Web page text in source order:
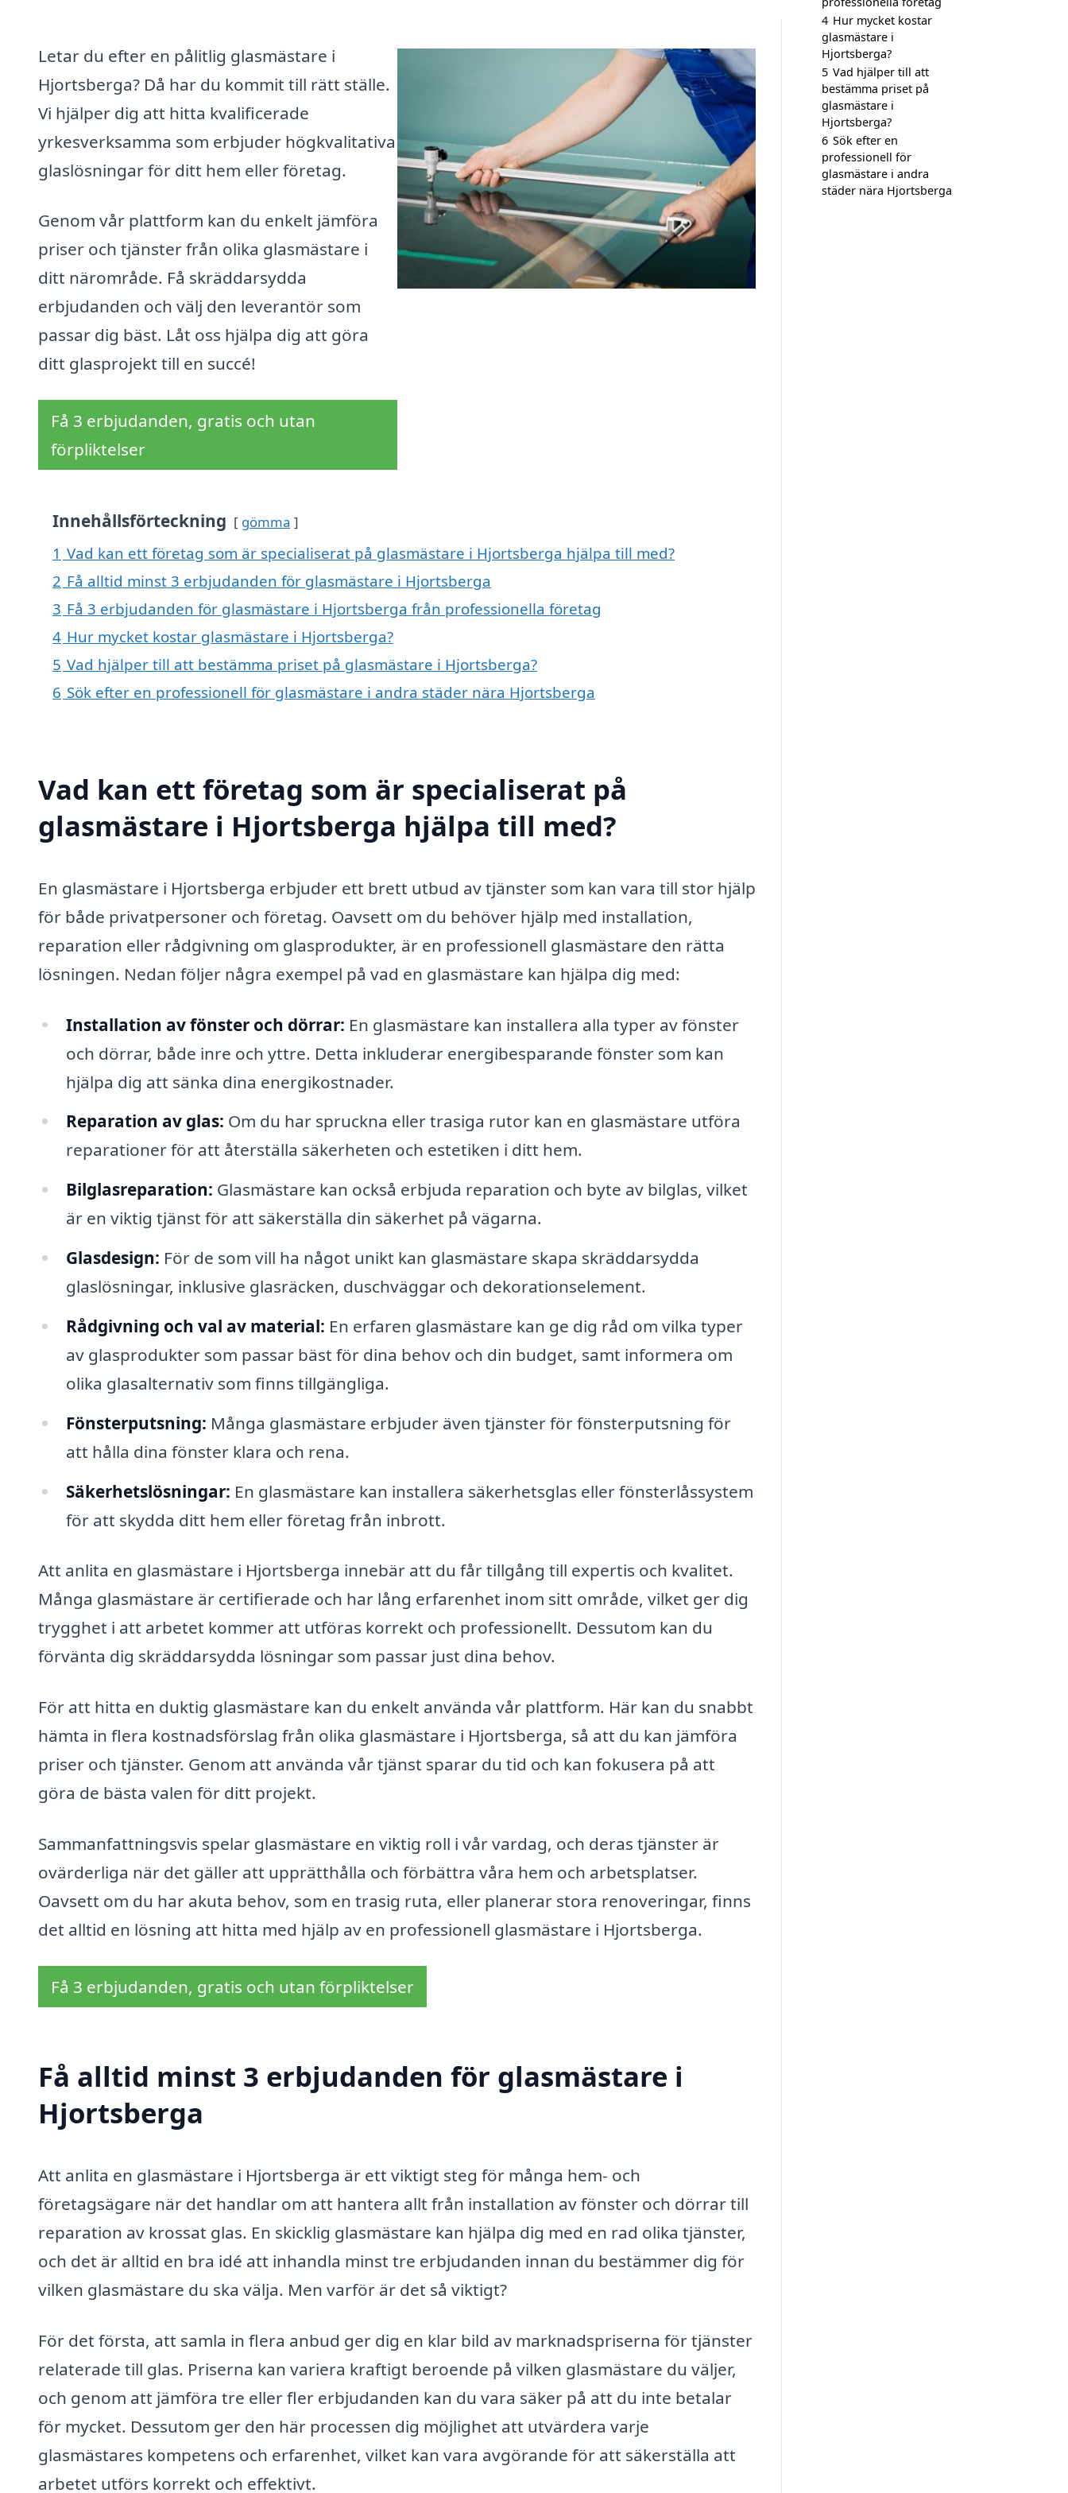
Letar du efter en pålitlig glasmästare i
Hjortsberga? Då har du kommit till rätt ställe.
Vi hjälper dig att hitta kvalificerade
yrkesverksamma som erbjuder högkvalitativa
glaslösningar för ditt hem eller företag.
Genom vår plattform kan du enkelt jämföra
priser och tjänster från olika glasmästare i
ditt närområde. Få skräddarsydda
erbjudanden och välj den leverantör som
passar dig bäst. Låt oss hjälpa dig att göra
ditt glasprojekt till en succé!
Få 3 erbjudanden, gratis och utan
förpliktelser
Innehållsförteckning gömma
1 Vad kan ett företag som är specialiserat på glasmästare i Hjortsberga hjälpa till med?
2 Få alltid minst 3 erbjudanden för glasmästare i Hjortsberga
3 Få 3 erbjudanden för glasmästare i Hjortsberga från professionella företag
4 Hur mycket kostar glasmästare i Hjortsberga?
5 Vad hjälper till att bestämma priset på glasmästare i Hjortsberga?
6 Sök efter en professionell för glasmästare i andra städer nära Hjortsberga
Vad kan ett företag som är specialiserat på
glasmästare i Hjortsberga hjälpa till med?
En glasmästare i Hjortsberga erbjuder ett brett utbud av tjänster som kan vara till stor hjälp
för både privatpersoner och företag. Oavsett om du behöver hjälp med installation,
reparation eller rådgivning om glasprodukter, är en professionell glasmästare den rätta
lösningen. Nedan följer några exempel på vad en glasmästare kan hjälpa dig med:
Installation av fönster och dörrar: En glasmästare kan installera alla typer av fönster
och dörrar, både inre och yttre. Detta inkluderar energibesparande fönster som kan
hjälpa dig att sänka dina energikostnader.
Reparation av glas: Om du har spruckna eller trasiga rutor kan en glasmästare utföra
reparationer för att återställa säkerheten och estetiken i ditt hem.
Bilglasreparation: Glasmästare kan också erbjuda reparation och byte av bilglas, vilket
är en viktig tjänst för att säkerställa din säkerhet på vägarna.
Glasdesign: För de som vill ha något unikt kan glasmästare skapa skräddarsydda
glaslösningar, inklusive glasräcken, duschväggar och dekorationselement.
Rådgivning och val av material: En erfaren glasmästare kan ge dig råd om vilka typer
av glasprodukter som passar bäst för dina behov och din budget, samt informera om
olika glasalternativ som finns tillgängliga.
Fönsterputsning: Många glasmästare erbjuder även tjänster för fönsterputsning för
att hålla dina fönster klara och rena.
Säkerhetslösningar: En glasmästare kan installera säkerhetsglas eller fönsterlåssystem
för att skydda ditt hem eller företag från inbrott.
Att anlita en glasmästare i Hjortsberga innebär att du får tillgång till expertis och kvalitet.
Många glasmästare är certifierade och har lång erfarenhet inom sitt område, vilket ger dig
trygghet i att arbetet kommer att utföras korrekt och professionellt. Dessutom kan du
förvänta dig skräddarsydda lösningar som passar just dina behov.
För att hitta en duktig glasmästare kan du enkelt använda vår plattform. Här kan du snabbt
hämta in flera kostnadsförslag från olika glasmästare i Hjortsberga, så att du kan jämföra
priser och tjänster. Genom att använda vår tjänst sparar du tid och kan fokusera på att
göra de bästa valen för ditt projekt.
Sammanfattningsvis spelar glasmästare en viktig roll i vår vardag, och deras tjänster är
ovärderliga när det gäller att upprätthålla och förbättra våra hem och arbetsplatser.
Oavsett om du har akuta behov, som en trasig ruta, eller planerar stora renoveringar, finns
det alltid en lösning att hitta med hjälp av en professionell glasmästare i Hjortsberga.
Få 3 erbjudanden, gratis och utan förpliktelser
Få alltid minst 3 erbjudanden för glasmästare i
Hjortsberga
Att anlita en glasmästare i Hjortsberga är ett viktigt steg för många hem- och
företagsägare när det handlar om att hantera allt från installation av fönster och dörrar till
reparation av krossat glas. En skicklig glasmästare kan hjälpa dig med en rad olika tjänster,
och det är alltid en bra idé att inhandla minst tre erbjudanden innan du bestämmer dig för
vilken glasmästare du ska välja. Men varför är det så viktigt?
För det första, att samla in flera anbud ger dig en klar bild av marknadspriserna för tjänster
relaterade till glas. Priserna kan variera kraftigt beroende på vilken glasmästare du väljer,
och genom att jämföra tre eller fler erbjudanden kan du vara säker på att du inte betalar
för mycket. Dessutom ger den här processen dig möjlighet att utvärdera varje
glasmästares kompetens och erfarenhet, vilket kan vara avgörande för att säkerställa att
arbetet utförs korrekt och effektivt.
4 Hur mycket kostar
glasmästare i
Hjortsberga?
5 Vad hjälper till att
bestämma priset på
glasmästare i
Hjortsberga?
6 Sök efter en
professionell för
glasmästare i andra
städer nära Hjortsberga